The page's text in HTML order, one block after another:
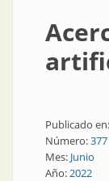
Publicado en:
Número:377
Mes: Junio
Año:2022